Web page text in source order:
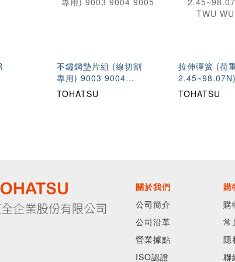
不鏽鋼墊片組 (線切割
專用) 9003 9004
9005
TOHATSU
拉伸彈簧 (荷
TWU WUU
TOHATSU
關於我們 購
公司簡介
購
公司沿革
常
營業據點
隱
ISO認證
聯